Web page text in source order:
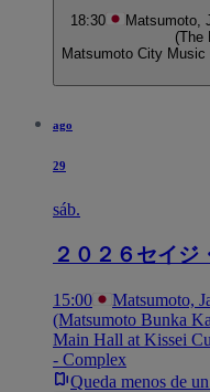
18:30 Matsumoto,
(The
Matsumoto City Music
ago
29
sáb.
２０２６セイジ
15:00 Matsumoto,
(Matsumoto Bunka
Main Hall at Kissei
- Complex
Queda menos de